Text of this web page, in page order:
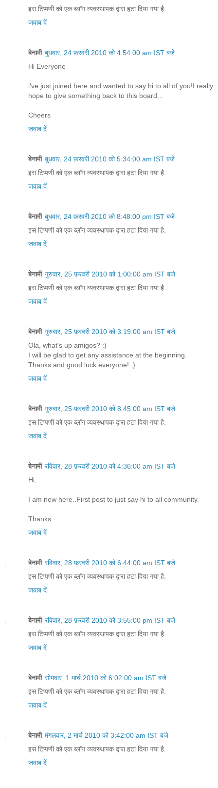
इस टिप्पणी को एक ब्लॉग व्यवस्थापक द्वारा हटा दिया गया है.
जवाब दें
बेनामी बुधवार, 24 फ़रवरी 2010 को 4:54:00 am IST बजे
Hi Everyone
i've just joined here and wanted to say hi to all of you!I really
hope to give something back to this board...
Cheers
जवाब दें
बेनामी बुधवार, 24 फ़रवरी 2010 को 5:34:00 am IST बजे
इस टिप्पणी को एक ब्लॉग व्यवस्थापक द्वारा हटा दिया गया है.
जवाब दें
बेनामी बुधवार, 24 फ़रवरी 2010 को 8:48:00 pm IST बजे
इस टिप्पणी को एक ब्लॉग व्यवस्थापक द्वारा हटा दिया गया है.
जवाब दें
बेनामी गुरुवार, 25 फ़रवरी 2010 को 1:00:00 am IST बजे
इस टिप्पणी को एक ब्लॉग व्यवस्थापक द्वारा हटा दिया गया है.
जवाब दें
बेनामी गुरुवार, 25 फ़रवरी 2010 को 3:19:00 am IST बजे
Ola, what's up amigos? :)
I will be glad to get any assistance at the beginning.
Thanks and good luck everyone! ;)
जवाब दें
बेनामी गुरुवार, 25 फ़रवरी 2010 को 8:45:00 am IST बजे
इस टिप्पणी को एक ब्लॉग व्यवस्थापक द्वारा हटा दिया गया है.
जवाब दें
बेनामी रविवार, 28 फ़रवरी 2010 को 4:36:00 am IST बजे
Hi,
I am new here..First post to just say hi to all community.
Thanks
जवाब दें
बेनामी रविवार, 28 फ़रवरी 2010 को 6:44:00 am IST बजे
इस टिप्पणी को एक ब्लॉग व्यवस्थापक द्वारा हटा दिया गया है.
जवाब दें
बेनामी रविवार, 28 फ़रवरी 2010 को 3:55:00 pm IST बजे
इस टिप्पणी को एक ब्लॉग व्यवस्थापक द्वारा हटा दिया गया है.
जवाब दें
बेनामी सोमवार, 1 मार्च 2010 को 6:02:00 am IST बजे
इस टिप्पणी को एक ब्लॉग व्यवस्थापक द्वारा हटा दिया गया है.
जवाब दें
बेनामी मंगलवार, 2 मार्च 2010 को 3:42:00 am IST बजे
इस टिप्पणी को एक ब्लॉग व्यवस्थापक द्वारा हटा दिया गया है.
जवाब दें